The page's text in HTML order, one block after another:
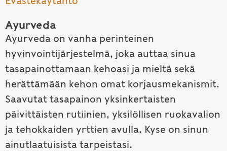
Ayurveda
Ayurveda on vanha perinteinen
hyvinvointijärjestelmä, joka auttaa sinua
tasapainottamaan kehoasi ja mieltä sekä
herättämään kehon omat korjausmekanismit.
Saavutat tasapainon yksinkertaisten
päivittäisten rutiinien, yksilöllisen ruokavalion
ja tehokkaiden yrttien avulla. Kyse on sinun
ainutlaatuisista tarpeistasi.